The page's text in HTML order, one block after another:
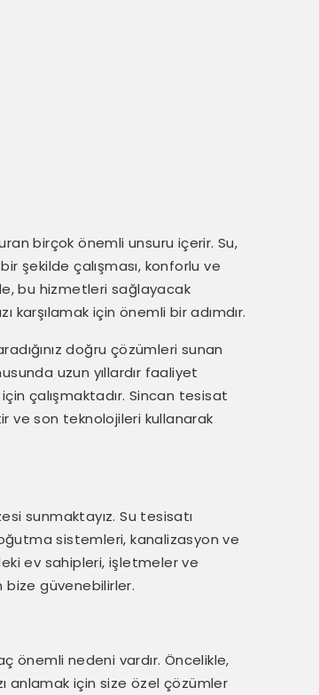
birçok önemli unsuru içerir. Su,
şekilde çalışması, konforlu ve
bu hizmetleri sağlayacak
karşılamak için önemli bir adımdır.
doğru çözümleri sunan
uzun yıllardır faaliyet
çalışmaktadır. Sincan tesisat
ve son teknolojileri kullanarak
sunmaktayız. Su tesisatı
sistemleri, kanalizasyon ve
ev sahipleri, işletmeler ve
bize güvenebilirler.
önemli nedeni vardır. Öncelikle,
anlamak için size özel çözümler